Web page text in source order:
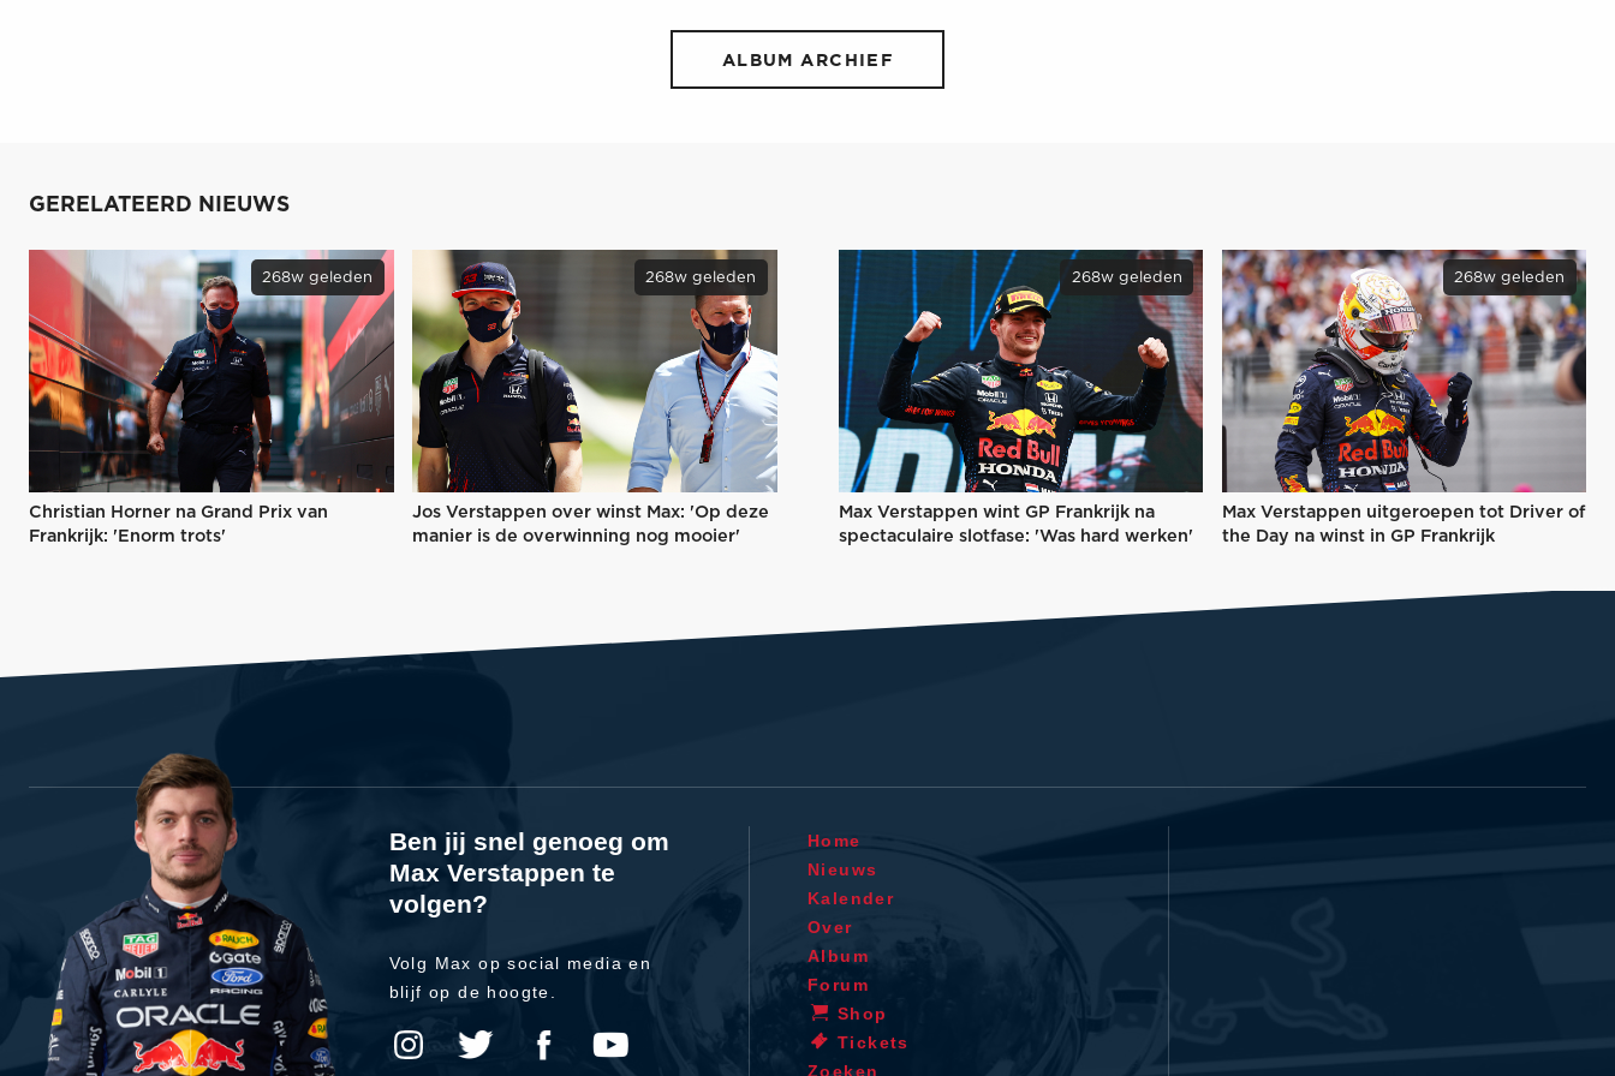
ALBUM ARCHIEF
GERELATEERD NIEUWS
268w geleden
Christian Horner na Grand Prix van
Frankrijk: 'Enorm trots'
268w geleden
Jos Verstappen over winst Max: 'Op deze
manier is de overwinning nog mooier'
268w geleden
Max Verstappen wint GP Frankrijk na
spectaculaire slotfase: 'Was hard werken'
268w geleden
Max Verstappen uitgeroepen tot Driver of
the Day na winst in GP Frankrijk
Ben jij snel genoeg om
Max Verstappen te
volgen?
Volg Max op social media en
blijf op de hoogte.
Home
Nieuws
Kalender
Over
Album
Forum
Shop
Tickets
Zoeken